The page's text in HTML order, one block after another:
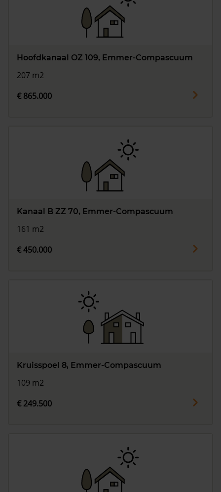
Hoofdkanaal OZ 109, Emmer-Compascuum
207 m2
€ 865.000
Kanaal B ZZ 70, Emmer-Compascuum
161 m2
€ 450.000
Kruisspoel 8, Emmer-Compascuum
109 m2
€ 249.500